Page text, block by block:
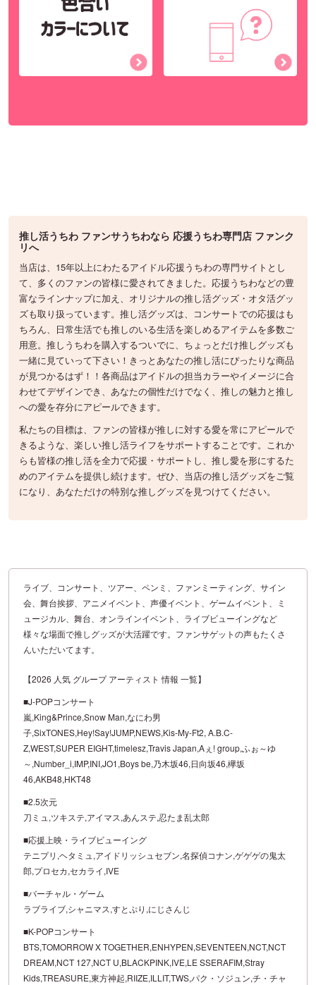
推し活うちわ ファンサうちわなら 応援うちわ専門店 ファンク
リへ
当店は、15年以上にわたるアイドル応援うちわの専門サイトとし
て、多くのファンの皆様に愛されてきました。応援うちわなどの豊
富なラインナップに加え、オリジナルの推し活グッズ・オタ活グッ
ズも取り扱っています。推し活グッズは、コンサートでの応援はも
ちろん、日常生活でも推しのいる生活を楽しめるアイテムを多数ご
用意。推しうちわを購入するついでに、ちょっとだけ推しグッズも
一緒に見ていって下さい！きっとあなたの推し活にぴったりな商品
が見つかるはず！！各商品はアイドルの担当カラーやイメージに合
わせてデザインでき、あなたの個性だけでなく、推しの魅力と推し
への愛を存分にアピールできます。
私たちの目標は、ファンの皆様が推しに対する愛を常にアピールで
きるような、楽しい推し活ライフをサポートすることです。これか
らも皆様の推し活を全力で応援・サポートし、推し愛を形にするた
めのアイテムを提供し続けます。ぜひ、当店の推し活グッズをご覧
になり、あなただけの特別な推しグッズを見つけてください。
ライブ、コンサート、ツアー、ペンミ、ファンミーティング、サイン
会、舞台挨拶、アニメイベント、声優イベント、ゲームイベント、ミ
ュージカル、舞台、オンラインイベント、ライブビューイングなど
様々な場面で推しグッズが大活躍です。ファンサゲットの声もたくさ
んいただいてます。
【2026 人気 グループ アーティスト 情報 一覧】
■J-POPコンサート
嵐,King&Prince,Snow Man,なにわ男
子,SixTONES,Hey!Say!JUMP,NEWS,Kis-My-Ft2, A.B.C-
Z,WEST,SUPER EIGHT,timelesz,Travis Japan,Aぇ! group,ふぉ～ゆ
～,Number_i,IMP,INI,JO1,Boys be,乃木坂46,日向坂46,欅坂
46,AKB48,HKT48
■2.5次元
刀ミュ,ツキステ,アイマス,あんステ,忍たま乱太郎
■応援上映・ライブビューイング
テニプリ,ヘタミュ,アイドリッシュセブン,名探偵コナン,ゲゲゲの鬼太
郎,プロセカ,セカライ,IVE
■バーチャル・ゲーム
ラブライブ,シャニマス,すとぷり,にじさんじ
■K-POPコンサート
BTS,TOMORROW X TOGETHER,ENHYPEN,SEVENTEEN,NCT,NCT
DREAM,NCT 127,NCT U,BLACKPINK,IVE,LE SSERAFIM,Stray
Kids,TREASURE,東方神起,RIIZE,ILLIT,TWS,パク・ソジュン,チ・チャ